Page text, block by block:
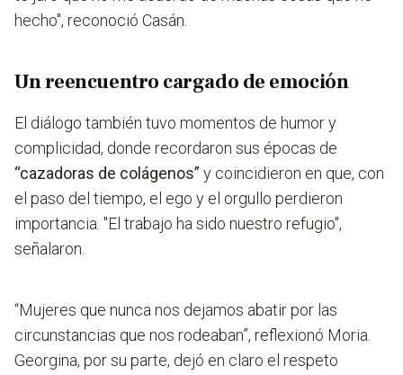
hecho", reconoció Casán.
Un reencuentro cargado de emoción
El diálogo también tuvo momentos de humor y
complicidad, donde recordaron sus épocas de
“cazadoras de colágenos” y coincidieron en que, con
el paso del tiempo, el ego y el orgullo perdieron
importancia. "El trabajo ha sido nuestro refugio",
señalaron.
“Mujeres que nunca nos dejamos abatir por las
circunstancias que nos rodeaban”, reflexionó Moria.
Georgina, por su parte, dejó en claro el respeto